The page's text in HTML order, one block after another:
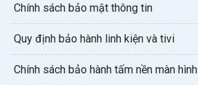
Chính sách bảo mật thông tin
Quy định bảo hành linh kiện và tivi
Chính sách bảo hành tấm nền màn hình